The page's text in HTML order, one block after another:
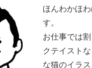
ほんわかほ
す。
お仕事では
クテイスト
な猫のイラ